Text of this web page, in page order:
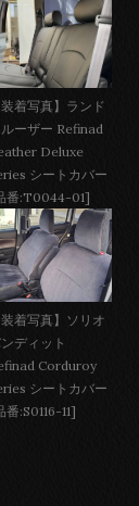
装着写真】ランド
ーザー Refinad
Deluxe
シートカバー
番:T0044-01]
装着写真】ソリオ
ディット
Corduroy
シートカバー
番:S0116-11]